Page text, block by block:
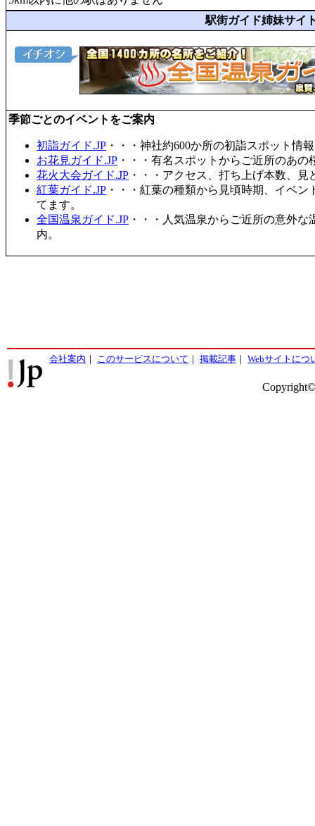
駅街ガイド姉妹サイ
季節ごとのイベントをご案内
初詣ガイド.JP ・・・神社約600か所の初詣スポット情
お花見ガイド.JP ・・・有名スポットからご近所のあ
花火大会ガイド.JP ・・・アクセス、打ち上げ本数、
紅葉ガイド.JP ・・・紅葉の種類から見頃時期、イベ
てます。
全国温泉ガイド.JP ・・・人気温泉からご近所の意外
内。
会社案内 ｜ このサービスについて ｜ 掲載記事 ｜ Webサイトにつ